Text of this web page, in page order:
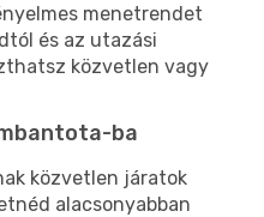
menetrendet
és az utazási
közvetlen vagy
ba
közvetlen járatok
alacsonyabban